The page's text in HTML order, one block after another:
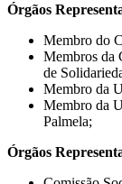
Órgãos
Membro do
Membros da
de
Membro da
Membro da
Palmela;
Órgãos